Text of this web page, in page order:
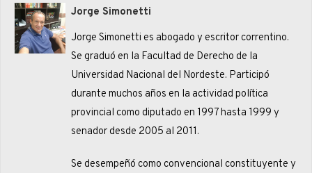
Jorge Simonetti
Jorge Simonetti es abogado y escritor correntino.
Se graduó en la Facultad de Derecho de la
Universidad Nacional del Nordeste. Participó
durante muchos años en la actividad política
provincial como diputado en 1997 hasta 1999 y
senador desde 2005 al 2011.
Se desempeñó como convencional constituyente y